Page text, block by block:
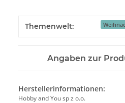
Themenwelt:
Angaben zur
Herstellerinformationen:
Hobby and You sp z o.o.